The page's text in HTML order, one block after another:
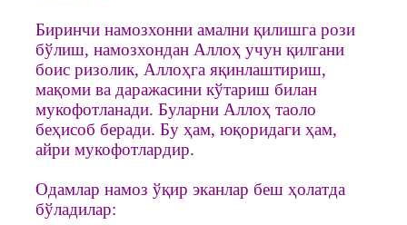
Биринчи намозхонни амални қилишга рози
бўлиш, намозхондан Аллоҳ учун қилгани
боис ризолик, Аллоҳга яқинлаштириш,
мақоми ва даражасини кўтариш билан
мукофотланади. Буларни Аллоҳ таоло
беҳисоб беради. Бу ҳам, юқоридаги ҳам,
айри мукофотлардир.
Одамлар намоз ўқир эканлар беш ҳолатда
бўладилар: